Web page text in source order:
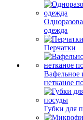
одежда
Перчатки
Вафельное
нетканое
Губки для